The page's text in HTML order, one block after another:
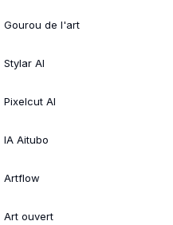
Gourou de l'art
Stylar AI
Pixelcut AI
IA Aitubo
Artflow
Art ouvert